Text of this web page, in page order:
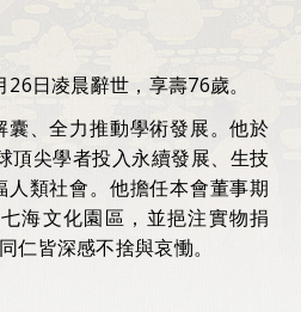
日凌晨辭世，享壽76歲。
、全力推動學術發展。他於
頂尖學者投入永續發展、生技
類社會。他擔任本會董事期
海文化園區，並挹注實物捐
仁皆深感不捨與哀慟。